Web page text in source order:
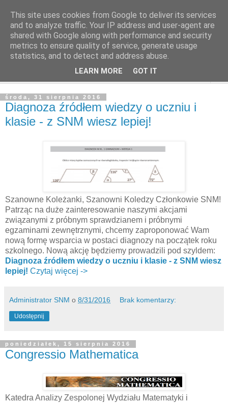
środa, 31 sierpnia 2016
Diagnoza źródłem wiedzy o uczniu i
klasie - z SNM wiesz lepiej!
Szanowne Koleżanki, Szanowni Koledzy Członkowie SNM!
Patrząc na duże zainteresowanie naszymi akcjami
związanymi z próbnym sprawdzianem i próbnymi
egzaminami zewnętrznymi, chcemy zaproponować Wam
nową formę wsparcia w postaci diagnozy na początek roku
szkolnego. Nową akcję będziemy prowadzili pod szyldem:
Diagnoza źródłem wiedzy o uczniu i klasie - z SNM wiesz
lepiej! Czytaj więcej ->
Administrator SNM o 8/31/2016 Brak komentarzy:
Udostępnij
poniedziałek, 15 sierpnia 2016
Congressio Mathematica
Katedra Analizy Zespolonej Wydziału Matematyki i
This site uses cookies from Google to deliver its services
and to analyze traffic. Your IP address and user-agent are
shared with Google along with performance and security
metrics to ensure quality of service, generate usage
statistics, and to detect and address abuse.
LEARN MORE GOT IT